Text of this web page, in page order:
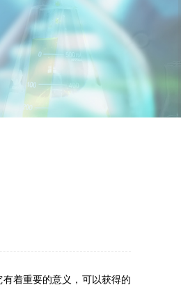
着重要的意义，可以获得的